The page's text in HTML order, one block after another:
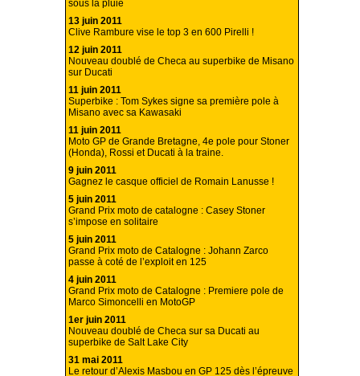
sous la pluie
13 juin 2011
Clive Rambure vise le top 3 en 600 Pirelli !
12 juin 2011
Nouveau doublé de Checa au superbike de Misano
sur Ducati
11 juin 2011
Superbike : Tom Sykes signe sa première pole à
Misano avec sa Kawasaki
11 juin 2011
Moto GP de Grande Bretagne, 4e pole pour Stoner
(Honda), Rossi et Ducati à la traine.
9 juin 2011
Gagnez le casque officiel de Romain Lanusse !
5 juin 2011
Grand Prix moto de catalogne : Casey Stoner
s’impose en solitaire
5 juin 2011
Grand Prix moto de Catalogne : Johann Zarco
passe à coté de l’exploit en 125
4 juin 2011
Grand Prix moto de Catalogne : Premiere pole de
Marco Simoncelli en MotoGP
1er juin 2011
Nouveau doublé de Checa sur sa Ducati au
superbike de Salt Lake City
31 mai 2011
Le retour d’Alexis Masbou en GP 125 dès l’épreuve